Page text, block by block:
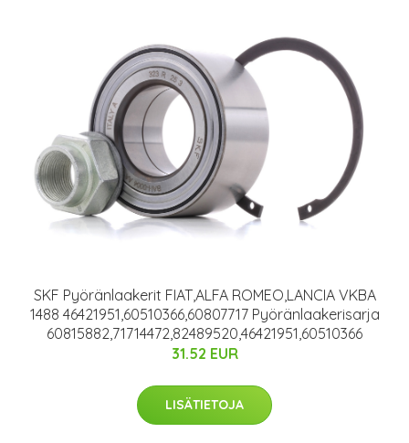
SKF Pyöränlaakerit FIAT,ALFA ROMEO,LANCIA VKBA
1488 46421951,60510366,60807717 Pyöränlaakerisarja
60815882,71714472,82489520,46421951,60510366
31.52 EUR
LISÄTIETOJA